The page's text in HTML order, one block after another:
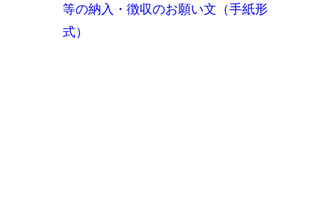
等の納入・徴収のお願い文（手紙形
式）